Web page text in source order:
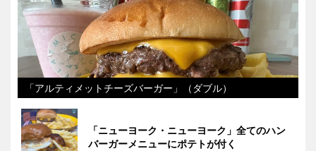
「アルティメットチーズバーガー」（ダブル）
「ニューヨーク・ニューヨーク」全てのハン
バーガーメニューにポテトが付く